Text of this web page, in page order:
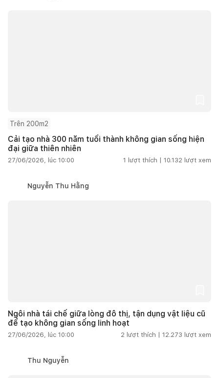
Trên 200m2
Cải tạo nhà 300 năm tuổi thành không gian sống hiện
đại giữa thiên nhiên
27/06/2026, lúc 10:00 1 lượt thích | 10.132 lượt xem
Nguyễn Thu Hằng
Ngôi nhà tái chế giữa lòng đô thị, tận dụng vật liệu cũ
để tạo không gian sống linh hoạt
27/06/2026, lúc 10:00 2 lượt thích | 12.273 lượt xem
Thu Nguyễn